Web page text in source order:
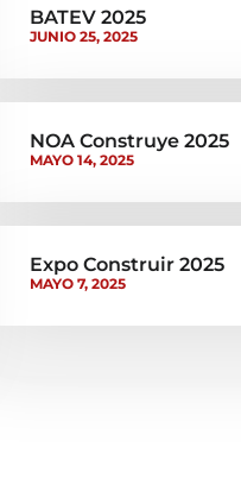
BATEV 2025
JUNIO 25, 2025
NOA Construye 2025
MAYO 14, 2025
Expo Construir 2025
MAYO 7, 2025